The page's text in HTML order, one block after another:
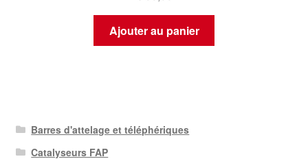
Ajouter au panier
Barres d'attelage et téléphériques
Catalyseurs FAP